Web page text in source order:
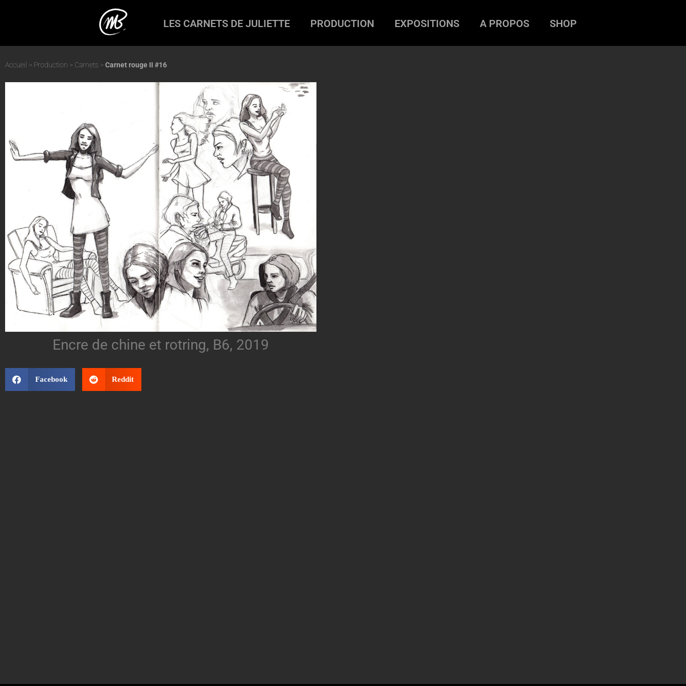
LES CARNETS DE JULIETTE PRODUCTION EXPOSITIONS A PROPOS SHOP
Carnet rouge II #16
humains,noir et blanc
Accueil > Production > Carnets >Carnet rouge II #16
Encre de chine et rotring, B6, 2019
Facebook Reddit